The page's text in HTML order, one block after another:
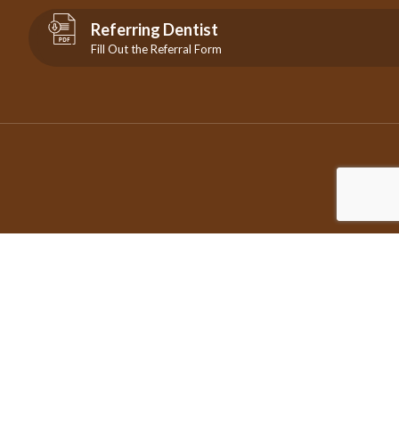
Referring Dentist
Fill Out the Referral Form